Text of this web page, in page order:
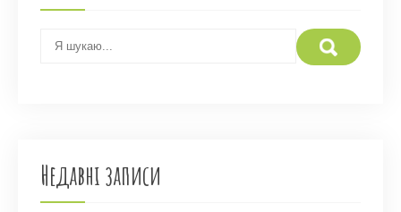
Недавні записи